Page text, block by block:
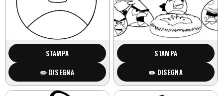
STAMPA
✏️ DISEGNA
STAMPA
✏️ DISEGNA